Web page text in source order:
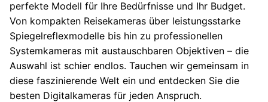
perfekte Modell für Ihre Bedürfnisse und Ihr Budget.
Von kompakten Reisekameras über leistungsstarke
Spiegelreflexmodelle bis hin zu professionellen
Systemkameras mit austauschbaren Objektiven – die
Auswahl ist schier endlos. Tauchen wir gemeinsam in
diese faszinierende Welt ein und entdecken Sie die
besten Digitalkameras für jeden Anspruch.